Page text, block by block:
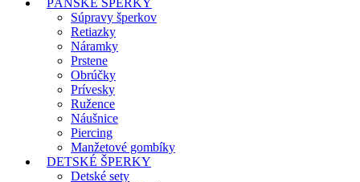
PÁNSKE ŠPERKY
Súpravy šperkov
Retiazky
Náramky
Prstene
Obrúčky
Prívesky
Ružence
Náušnice
Piercing
Manžetové gombíky
DETSKÉ ŠPERKY
Detské sety